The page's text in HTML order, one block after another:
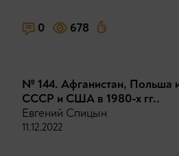
0 678
№ 144. Афганистан, Польша
СССР и США в 1980-х гг..
Евгений Спицын
11.12.2022